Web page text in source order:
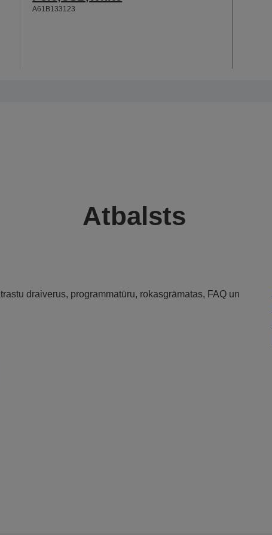
A61B133123
Atbalsts
draiverus, programmatūru, rokasgrāmatas, FAQ un